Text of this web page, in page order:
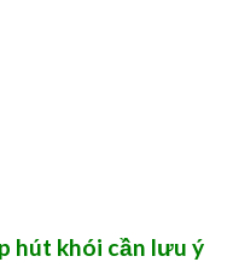
hút khói cần lưu ý